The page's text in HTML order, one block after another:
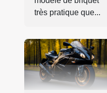
très pratique que...